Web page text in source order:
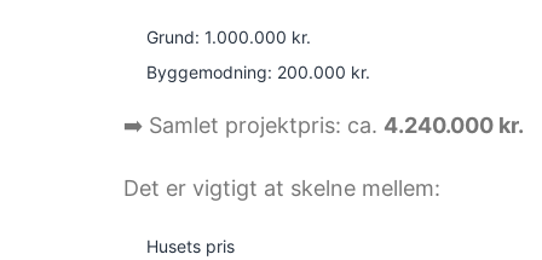
Grund: 1.000.000 kr.
Byggemodning: 200.000 kr.
➡️ Samlet projektpris: ca. 4.240.000 kr.
Det er vigtigt at skelne mellem:
Husets pris